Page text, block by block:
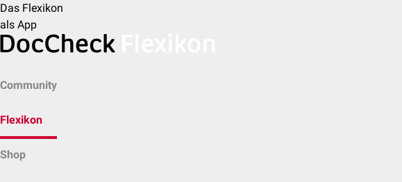
Das Flexikon
als App
Community
Flexikon
Shop